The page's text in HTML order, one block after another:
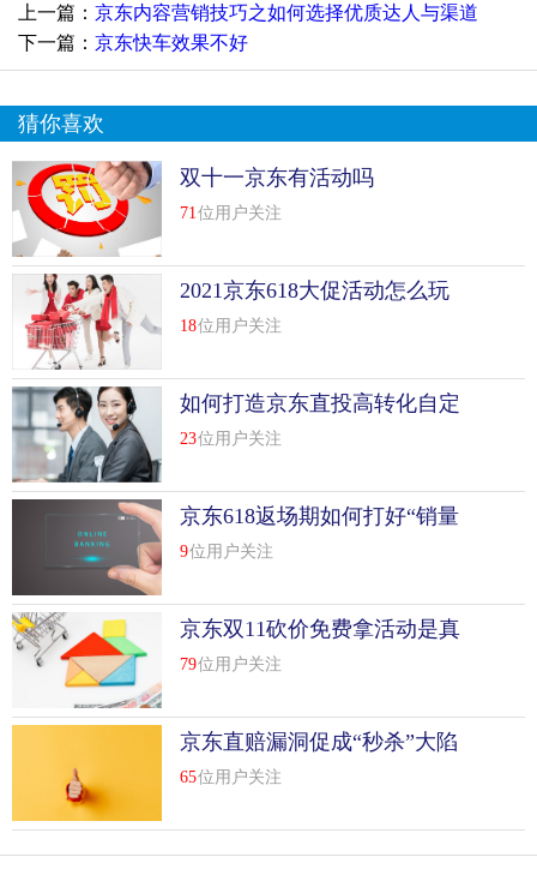
上一篇： 京东内容营销技巧之如何选择优质达人与渠道
下一篇： 京东快车效果不好
猜你喜欢
双十一京东有活动吗
71位用户关注
2021京东618大促活动怎么玩
18位用户关注
如何打造京东直投高转化自定
义页
23位用户关注
京东618返场期如何打好“销量
保卫战”
9位用户关注
京东双11砍价免费拿活动是真
的吗
79位用户关注
京东直赔漏洞促成“秒杀”大陷
阱;到底有多少网店卖家被坑
65位用户关注